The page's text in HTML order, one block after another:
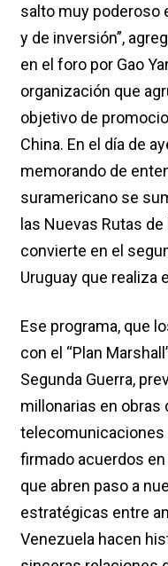
salto muy poderoso
y de inversión”,
en el foro por Gao
organización que
objetivo de
China. En el día de
memorando de
suramericano se
las Nuevas Rutas
convierte en el
Uruguay que realiza
Ese programa, que
con el “Plan
Segunda Guerra,
millonarias en obras
telecomunicaciones
firmado acuerdos
que abren paso a
estratégicas entre
Venezuela hacen